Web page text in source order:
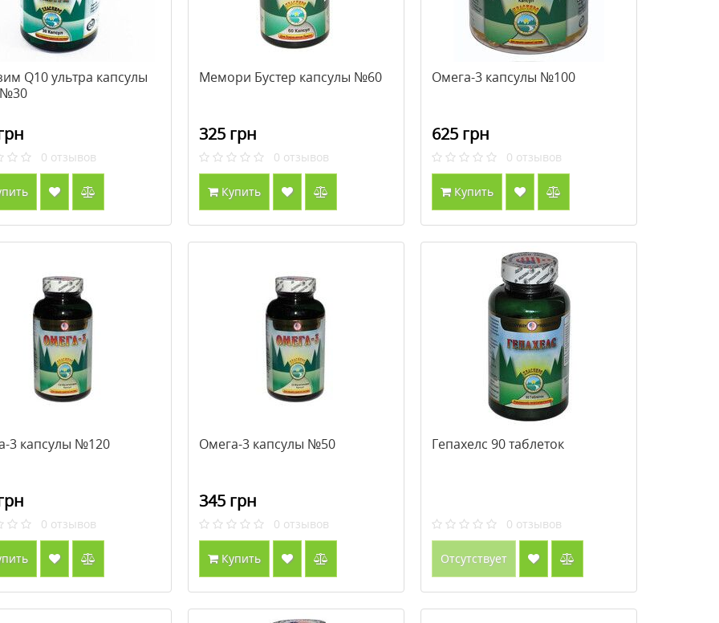
Q10 ультра капсулы
0 отзывов
Мемори Бустер капсулы №60
325 грн
0 отзывов
Купить
Омега-3 капсулы №100
625 грн
0 отзывов
Купить
3 капсулы №120
0 отзывов
Омега-3 капсулы №50
345 грн
0 отзывов
Купить
Гепахелс 90 таблеток
0 отзывов
Отсутствует